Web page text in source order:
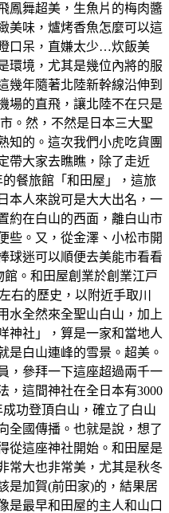
鳳舞超美，生魚片的梅肉醬
美味，爐烤香魚怎麼可以這
口呆，直嫌太少…炊飯美
環境，尤其是幾位內將的服
幾年隨著北陸新幹線沿伸到
場的直飛，讓北陸不在只是
。然，不然是日本三大聖
知的。這次我們小虎吃貨團
帶大家去瞧瞧，除了走近
的餐旅館「和田屋」，這旅
本人來說可是大大出名，一
約在白山的西面，離白山市
些。又，從金澤、小松市開
球迷可以順便去美能市看看
。和田屋創業於創業江戸
右的歷史，以附近手取川
水全然來全聖山白山，加上
神社」，算是一家和當地人
是白山連峰的雪景。超美。
，參拜一下這座超過兩千一
，這間神社在全日本有3000
功登頂白山，確立了白山
全國傳播。也就是說，想了
從這座神社開始。和田屋是
常大也非常美，尤其是秋冬
是加賀(前田家)的，結果居
是最早和田屋的主人和山口